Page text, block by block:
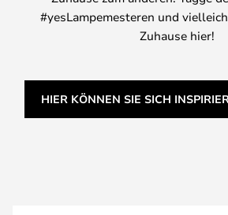
#yesLampemesteren und
Zuhause hier!
HIER KÖNNEN SIE SICH